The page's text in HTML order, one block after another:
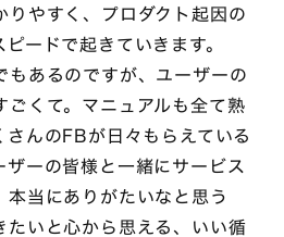
りやすく、プロダクト起因の
ードで起きていきます。
もあるのですが、ユーザーの
くて。マニュアルも全て熟
んのFBが日々もらえている
ーの皆様と一緒にサービス
当にありがたいなと思う
たいと心から思える、いい循